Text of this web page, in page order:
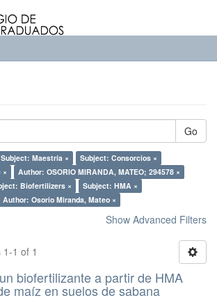
Go
Subject: Maestría ×
Subject: Consorcios ×
×
Author: OSORIO MIRANDA, MATEO; 294578 ×
Biofertilizers ×
Subject: HMA ×
Author: Osorio Miranda, Mateo ×
Show Advanced Filters
1 of 1
biofertilizante a partir de HMA
maíz en suelos de sabana